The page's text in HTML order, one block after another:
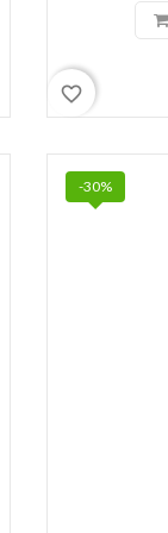
favorite_border
-30%